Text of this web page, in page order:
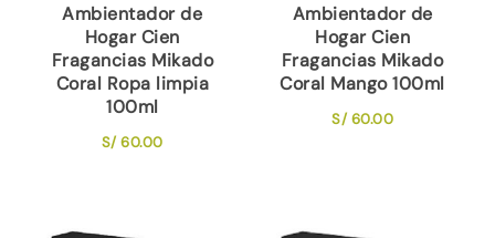
Ambientador de
Hogar Cien
Fragancias Mikado
Coral Ropa limpia
100ml
S/60.00
Ambientador de
Hogar Cien
Fragancias Mikado
Coral Mango 100ml
S/60.00